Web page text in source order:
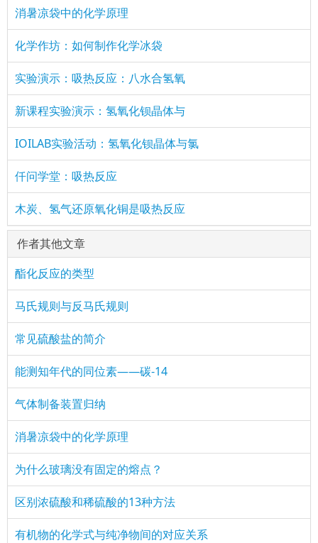
消暑凉袋中的化学原理
化学作坊：如何制作化学冰袋
实验演示：吸热反应：八水合氢氧
新课程实验演示：氢氧化钡晶体与
IOILAB实验活动：氢氧化钡晶体与氯
仟问学堂：吸热反应
木炭、氢气还原氧化铜是吸热反应
作者其他文章
酯化反应的类型
马氏规则与反马氏规则
常见硫酸盐的简介
能测知年代的同位素——碳-14
气体制备装置归纳
消暑凉袋中的化学原理
为什么玻璃没有固定的熔点？
区别浓硫酸和稀硫酸的13种方法
有机物的化学式与纯净物间的对应关系